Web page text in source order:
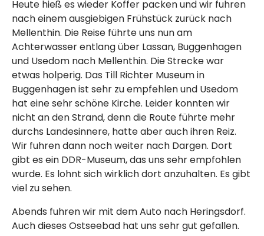
Heute hieß es wieder Koffer packen und wir fuhren
nach einem ausgiebigen Frühstück zurück nach
Mellenthin. Die Reise führte uns nun am
Achterwasser entlang über Lassan, Buggenhagen
und Usedom nach Mellenthin. Die Strecke war
etwas holperig. Das Till Richter Museum in
Buggenhagen ist sehr zu empfehlen und Usedom
hat eine sehr schöne Kirche. Leider konnten wir
nicht an den Strand, denn die Route führte mehr
durchs Landesinnere, hatte aber auch ihren Reiz.
Wir fuhren dann noch weiter nach Dargen. Dort
gibt es ein DDR-Museum, das uns sehr empfohlen
wurde. Es lohnt sich wirklich dort anzuhalten. Es gibt
viel zu sehen.
Abends fuhren wir mit dem Auto nach Heringsdorf.
Auch dieses Ostseebad hat uns sehr gut gefallen.